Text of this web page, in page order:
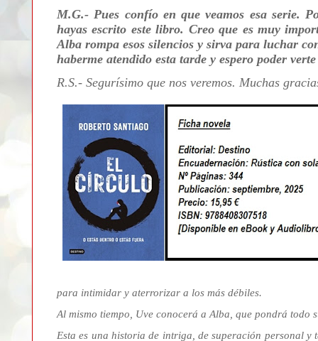
M.G.- Pues confío en que veamos esa serie.
hayas escrito este libro. Creo que es muy
Alba rompa esos silencios y sirva para luchar
haberme atendido esta tarde y espero poder
R.S.- Segurísimo que nos veremos. Muchas
para intimidar y aterrorizar a los más débiles.
Al mismo tiempo, Uve conocerá a Alba, que pondrá todo
Esta es una historia de intriga, de superación personal